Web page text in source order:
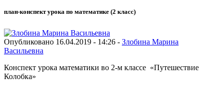
план-конспект урока по математике (2 класс)
Опубликовано 16.04.2019 - 14:26 - Злобина Марина
Васильевна
Конспект урока математики во 2-м классе «Путешествие
Колобка»